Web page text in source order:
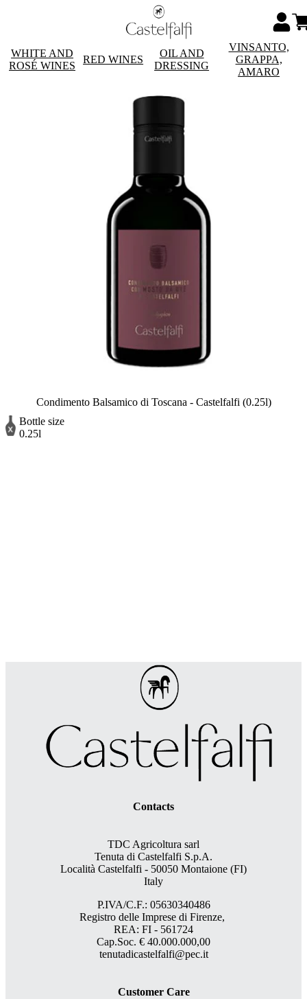
WHITE AND
ROSÉ WINES
RED WINES
OIL AND
DRESSING
VINSANTO,
GRAPPA,
AMARO
Condimento Balsamico di Toscana - Castelfalfi (0.25l)
Bottle size
0.25l
Contacts
TDC Agricoltura sarl
Tenuta di Castelfalfi S.p.A.
Località Castelfalfi - 50050 Montaione (FI)
Italy
P.IVA/C.F.: 05630340486
Registro delle Imprese di Firenze,
REA: FI - 561724
Cap.Soc. € 40.000.000,00
tenutadicastelfalfi@pec.it
Customer Care